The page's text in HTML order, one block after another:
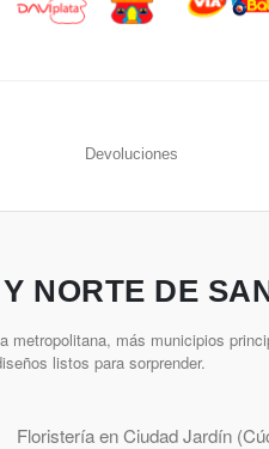
Devoluciones
NORTE DE
más municipios
listos para sorprender.
Floristería en Ciudad Jardín